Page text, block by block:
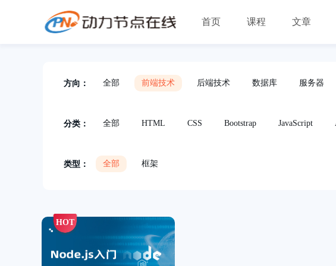
首页 课程 文章
方向： 全部 前端技术 后端技术 数据库 服务器
分类： 全部 HTML CSS Bootstrap JavaScript
类型： 全部 框架
HOT